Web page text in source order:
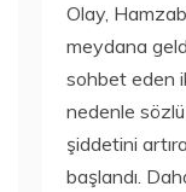
Olay,
meydana
sohbet eden
nedenle
şiddetini
başlandı.